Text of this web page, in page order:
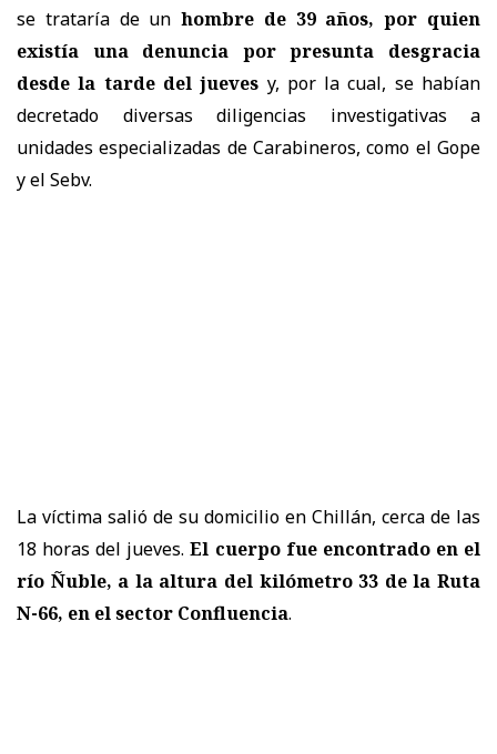
se trataría de unhombre de 39 años, por quien
existía una denuncia por presunta desgracia
desde la tarde del jueves y, por la cual, se habían
decretado diversas diligencias investigativas a
unidades especializadas de Carabineros, como el Gope
y el Sebv.
La víctima salió de su domicilio en Chillán, cerca de las
18 horas del jueves.El cuerpo fue encontrado en el
río Ñuble, a la altura del kilómetro 33 de la Ruta
N-66, en elsector Confluencia.